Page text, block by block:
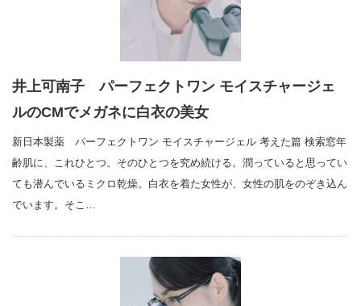
井上可南子 パーフェクトワン モイスチャージェ
ルのCMでメガネに白衣の美女
新日本製薬 パーフェクトワン モイスチャージェル 考えた篇 検索窓年
齢肌に、これひとつ。そのひとつを究め続ける。潤っていると思ってい
ても潜んでいるミクロ乾燥。白衣を着た女性が、女性の肌をのぞき込ん
でいます。そこ…